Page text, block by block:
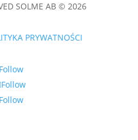
SOLME AB © 2026
PRYWATNOŚCI
Follow
Follow
Follow